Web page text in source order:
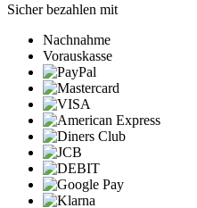
Sicher bezahlen mit
Nachnahme
Vorauskasse